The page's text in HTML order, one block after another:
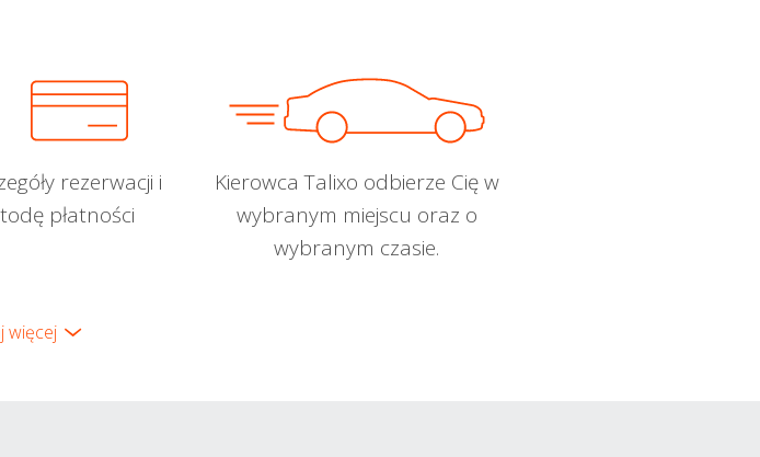
rezerwacji i
płatności
Kierowca Talixo odbierze Cię w
wybranym miejscu oraz o
wybranym czasie.
więcej